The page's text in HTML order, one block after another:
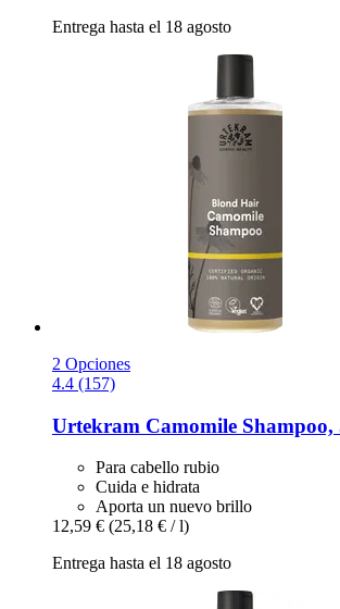
Entrega hasta el 18 agosto
2 Opciones
4.4 (157)
Urtekram Camomile Shampoo,
Para cabello rubio
Cuida e hidrata
Aporta un nuevo brillo
12,59 € (25,18 € / l)
Entrega hasta el 18 agosto